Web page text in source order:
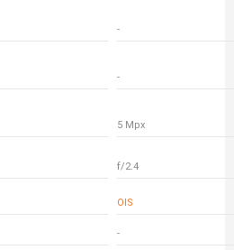
-
-
5 Mpx
f/2.4
OIS
-